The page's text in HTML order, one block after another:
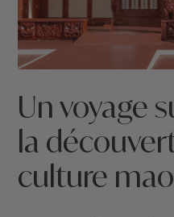
Un voyage
la
culture